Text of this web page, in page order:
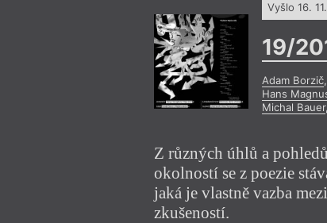
Vyšlo 16.
19/
Adam Borzič,
Hans
Michal Bauer,
Z různých úhlů a
okolností se z poezie
jaká je vlastně vazba
zkušeností.